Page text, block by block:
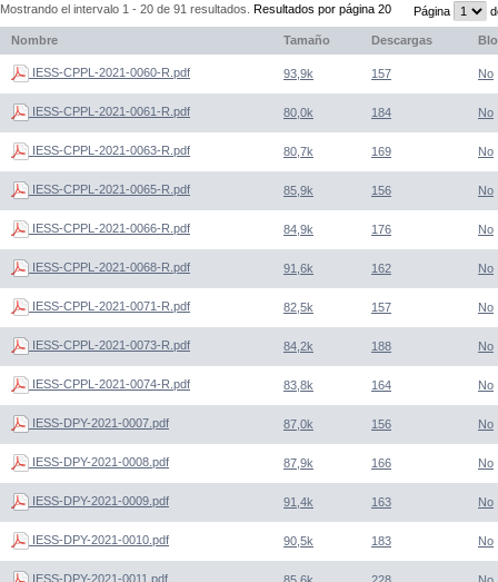
Mostrando el intervalo 1 - 20 de 91 resultados. Resultados por página 20 Página
Nombre Tamaño Descargas
IESS-CPPL-2021-0060-R.pdf 93,9k 157 No
IESS-CPPL-2021-0061-R.pdf 80,0k 184 No
IESS-CPPL-2021-0063-R.pdf 80,7k 169 No
IESS-CPPL-2021-0065-R.pdf 85,9k 156 No
IESS-CPPL-2021-0066-R.pdf 84,9k 176 No
IESS-CPPL-2021-0068-R.pdf 91,6k 162 No
IESS-CPPL-2021-0071-R.pdf 82,5k 157 No
IESS-CPPL-2021-0073-R.pdf 84,2k 188 No
IESS-CPPL-2021-0074-R.pdf 83,8k 164 No
IESS-DPY-2021-0007.pdf 87,0k 156 No
IESS-DPY-2021-0008.pdf 87,9k 166 No
IESS-DPY-2021-0009.pdf 91,4k 163 No
IESS-DPY-2021-0010.pdf 90,5k 183 No
IESS-DPY-2021-0011.pdf